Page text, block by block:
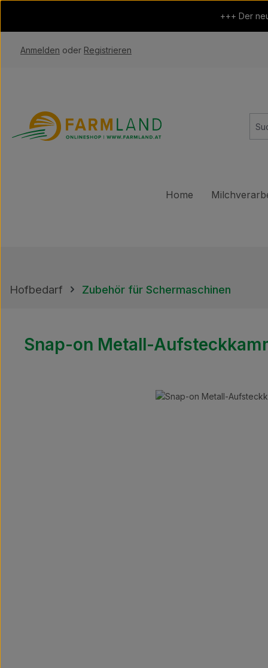
+++ Der
Anmelden oder Registrieren
Home
Hofbedarf Zubehör für Schermaschinen
Snap-on Metall-